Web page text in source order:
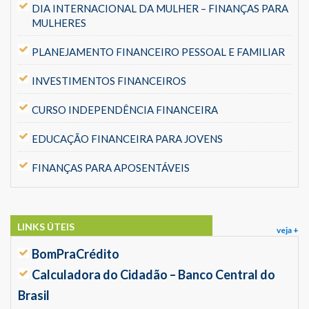
DIA INTERNACIONAL DA MULHER – FINANÇAS PARA
MULHERES
PLANEJAMENTO FINANCEIRO PESSOAL E FAMILIAR
INVESTIMENTOS FINANCEIROS
CURSO INDEPENDÊNCIA FINANCEIRA
EDUCAÇÃO FINANCEIRA PARA JOVENS
FINANÇAS PARA APOSENTÁVEIS
veja +
LINKS ÚTEIS
BomPraCrédito
Calculadora do Cidadão – Banco Central do
Brasil